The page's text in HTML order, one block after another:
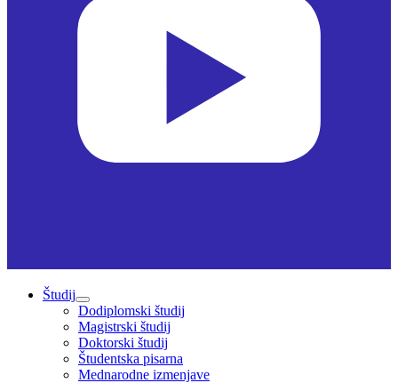
Študij
Dodiplomski študij
Magistrski študij
Doktorski študij
Študentska pisarna
Mednarodne izmenjave